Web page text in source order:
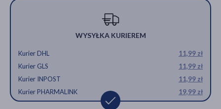
WYSYŁKA KURIEREM
Kurier DHL
11,99 zł
Kurier GLS
11,99 zł
Kurier INPOST
11,99 zł
Kurier PHARMALINK
19,99 zł